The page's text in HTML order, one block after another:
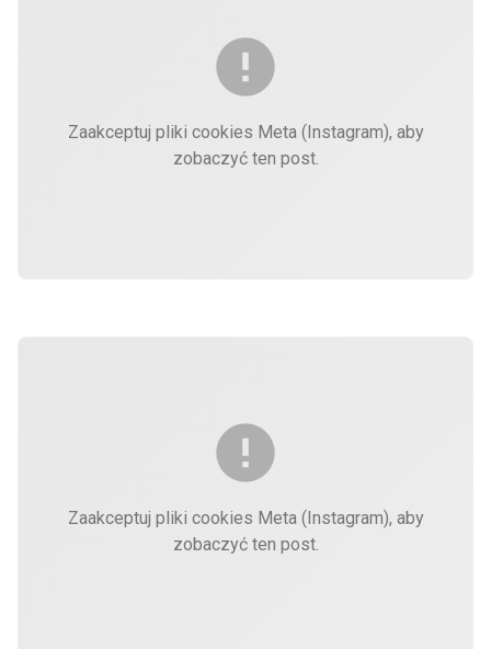
Zaakceptuj pliki cookies Meta (Instagram), aby
zobaczyć ten post.
Zaakceptuj pliki cookies Meta (Instagram), aby
zobaczyć ten post.